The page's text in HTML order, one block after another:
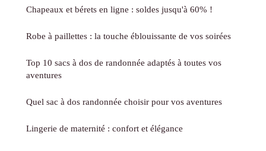
Chapeaux et bérets en ligne : soldes jusqu'à 60% !
Robe à paillettes : la touche éblouissante de vos soirées
Top 10 sacs à dos de randonnée adaptés à toutes vos
aventures
Quel sac à dos randonnée choisir pour vos aventures
Lingerie de maternité : confort et élégance